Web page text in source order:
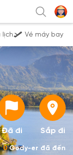
lịch Vé máy bay
Đã đi Sắp đi
0Gody-er đã đến